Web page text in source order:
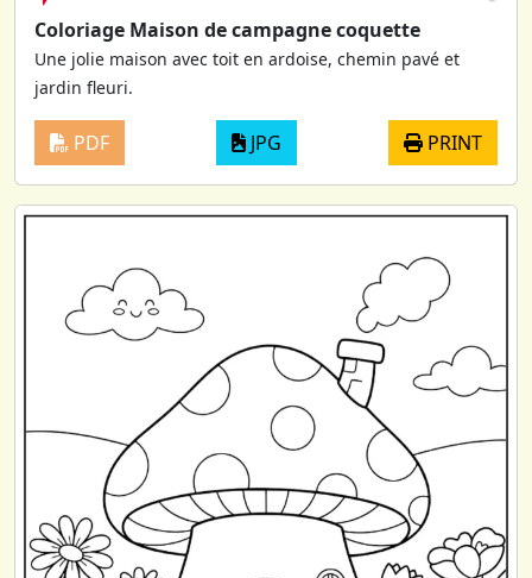
Coloriage Maison de campagne coquette
Une jolie maison avec toit en ardoise, chemin pavé et
jardin fleuri.
PDF JPG PRINT